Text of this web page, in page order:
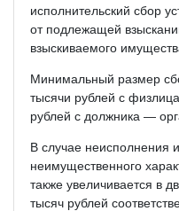
исполнительский сбор
от подлежащей
взыскиваемого
Минимальный размер
тысячи рублей с
рублей с должника —
В случае неисполнения
неимущественного
также увеличивается в
тысяч рублей